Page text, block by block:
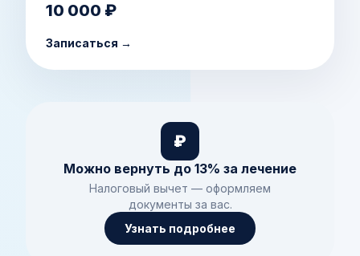
10 000 ₽
Записаться →
₽
Можно вернуть до 13% за лечение
Налоговый вычет — оформляем
документы за вас.
Узнать подробнее